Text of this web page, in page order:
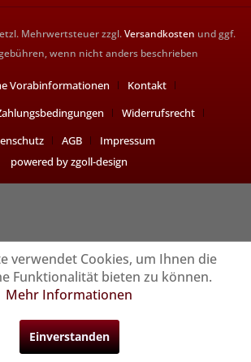
Mehrwertsteuer zzgl.Versandkosten und ggf.
wenn nicht anders beschrieben
Vorabinformationen
Kontakt
Widerrufsrecht
AGB
Impressum
powered by zgoll-design
verwendet Cookies, um Ihnen die
Funktionalität bieten zu können.
Mehr Informationen
Einverstanden